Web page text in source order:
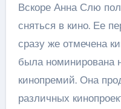
Вскоре Анна Слю
сняться в кино. Ее
сразу же отмечена
была номинирована
кинопремий. Она
различных